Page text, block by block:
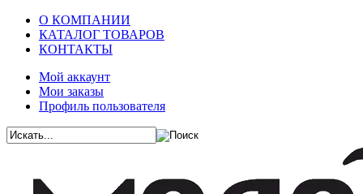
О КОМПАНИИ
КАТАЛОГ ТОВАРОВ
КОНТАКТЫ
Мой аккаунт
Мои заказы
Профиль пользователя